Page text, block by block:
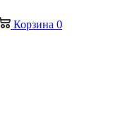
Корзина 0